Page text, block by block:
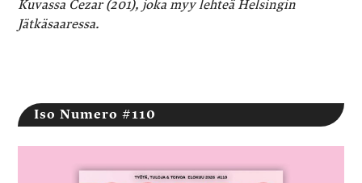
Kuvassa Cezar (201), joka myy lehteä Helsingin
Jätkäsaaressa.
Iso Numero #110